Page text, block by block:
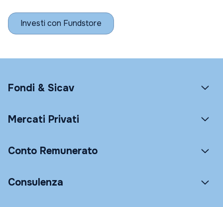
Investi con Fundstore
Fondi & Sicav
Mercati Privati
Conto Remunerato
Consulenza